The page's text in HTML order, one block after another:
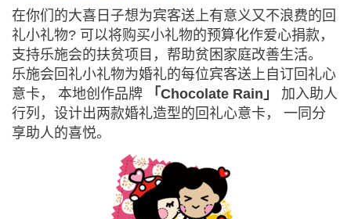
在你们的大喜日子想为宾客送上有意义又不浪费的回
礼小礼物? 可以将购买小礼物的预算化作爱心捐款，
支持乐施会的扶贫项目，帮助贫困家庭改善生活。
乐施会回礼小礼物为婚礼的每位宾客送上自订回礼心
意卡， 本地创作品牌
「Chocolate Rain」
加入助人
行列，设计出两款婚礼造型的回礼心意卡， 一同分
享助人的喜悦。